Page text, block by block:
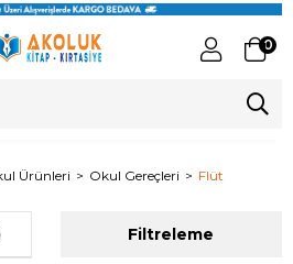
0
Ürünleri Okul Gereçleri Flüt
Filtreleme